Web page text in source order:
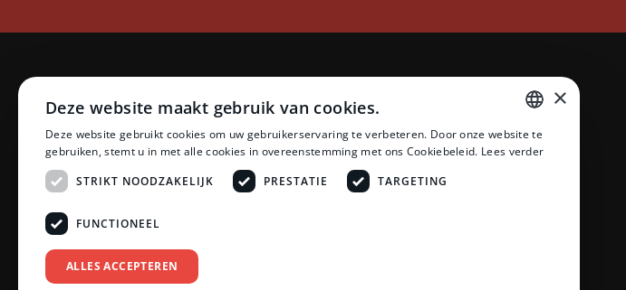
Categorieën
Laminaat
PVC vloeren
Ondervloeren
Plinten
Profielen
Accessoires
Zonwering
Schoonmaak en Onderhoud
Merken
Quick-Step laminaat
Floer PVC MEGAMAT©
Floer laminaat
Ambiant laminaat
LifeStyle by Headlam PVC
DUTCH
×
Deze website maakt gebruik van cookies.
Deze website gebruikt cookies om uw gebruikerservaring te verbeteren. Door onze website te
gebruiken, stemt u in met alle cookies in overeenstemming met ons Cookiebeleid. Lees verder
STRIKT NOODZAKELIJK
PRESTATIE TARGETING
FUNCTIONEEL
ALLES ACCEPTEREN